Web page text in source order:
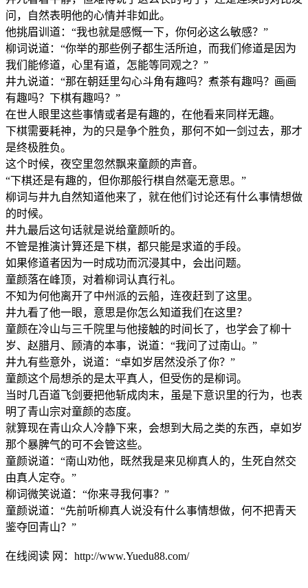
问，自然表明他的心情并非如此。
他挑眉训道：“我也就是感慨一下，你何必这么敏感？”
柳词说道：“你举的那些例子都生活所迫，而我们修道是因为
我们能修道，心里有道，怎能等同观之？”
井九说道：“那在朝廷里勾心斗角有趣吗？煮茶有趣吗？画画
有趣吗？下棋有趣吗？”
在世人眼里这些事情或者是有趣的，在他看来同样无趣。
下棋需要耗神，为的只是争个胜负，那何不如一剑过去，那才
是终极胜负。
这个时候，夜空里忽然飘来童颜的声音。
“下棋还是有趣的，但你那般行棋自然毫无意思。”
柳词与井九自然知道他来了，就在他们讨论还有什么事情想做
的时候。
井九最后这句话就是说给童颜听的。
不管是推演计算还是下棋，都只能是求道的手段。
如果修道者因为一时成功而沉浸其中，会出问题。
童颜落在峰顶，对着柳词认真行礼。
不知为何他离开了中州派的云船，连夜赶到了这里。
井九看了他一眼，意思是你怎么知道我们在这里？
童颜在冷山与三千院里与他接触的时间长了，也学会了柳十
岁、赵腊月、顾清的本事，说道：“我问了过南山。”
井九有些意外，说道：“卓如岁居然没杀了你？”
童颜这个局想杀的是太平真人，但受伤的是柳词。
当时几百道飞剑要把他斩成肉末，虽是下意识里的行为，也表
明了青山宗对童颜的态度。
就算现在青山众人冷静下来，会想到大局之类的东西，卓如岁
那个暴脾气的可不会管这些。
童颜说道：“南山劝他，既然我是来见柳真人的，生死自然交
由真人定夺。”
柳词微笑说道：“你来寻我何事？”
童颜说道：“先前听柳真人说没有什么事情想做，何不把青天
鉴夺回青山？”
在线阅读 网：http://www.Yuedu88.com/